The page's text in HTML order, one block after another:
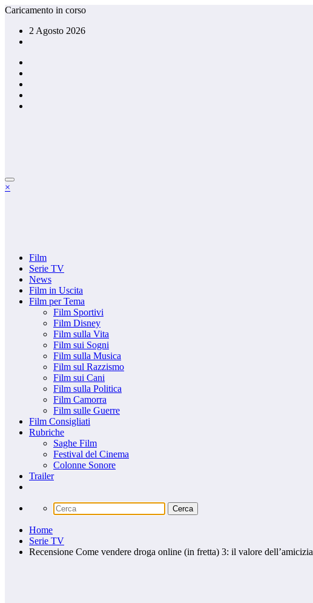
Vai
contenuto
Caricamento in corso
2 Agosto 2026
×
Film
Serie TV
News
Film in Uscita
Film per Tema
Film Sportivi
Film Disney
Film sulla Vita
Film sui Sogni
Film sulla Musica
Film sul Razzismo
Film sui Cani
Film sulla Politica
Film Camorra
Film sulle Guerre
Film Consigliati
Rubriche
Saghe Film
Festival del Cinema
Colonne Sonore
Trailer
Home
Serie TV
Recensione Come vendere droga online (in fretta) 3: il valore dell’amicizia